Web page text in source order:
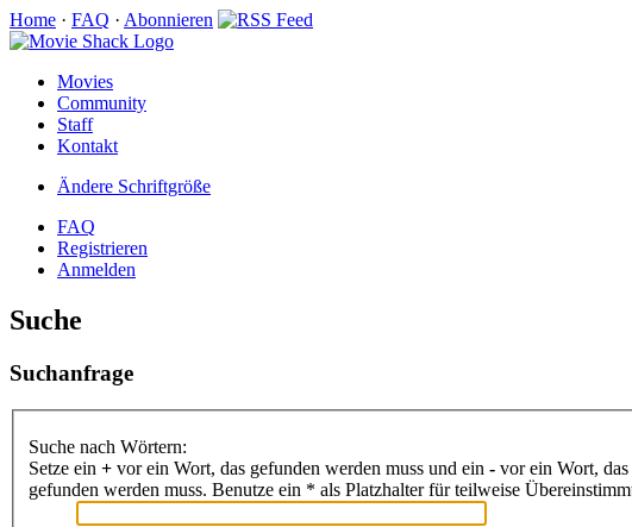
Home · FAQ · Abonnieren
Movies
Community
Staff
Kontakt
Ändere Schriftgröße
FAQ
Registrieren
Anmelden
Suche
Suchanfrage
Suche nach Wörtern:
Setze ein + vor ein Wort, das gefunden werden muss und ein - vor ein Wort,
gefunden werden muss. Benutze ein * als Platzhalter für teilweise